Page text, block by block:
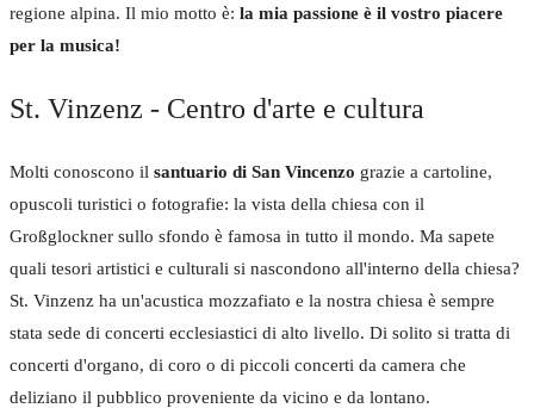
regione alpina. Il mio motto è: la mia passione è il vostro piacere
per la musica!
St. Vinzenz - Centro d'arte e cultura
Molti conoscono il santuario di San Vincenzo grazie a cartoline,
opuscoli turistici o fotografie: la vista della chiesa con il
Großglockner sullo sfondo è famosa in tutto il mondo. Ma sapete
quali tesori artistici e culturali si nascondono all'interno della chiesa?
St. Vinzenz ha un'acustica mozzafiato e la nostra chiesa è sempre
stata sede di concerti ecclesiastici di alto livello. Di solito si tratta di
concerti d'organo, di coro o di piccoli concerti da camera che
deliziano il pubblico proveniente da vicino e da lontano.